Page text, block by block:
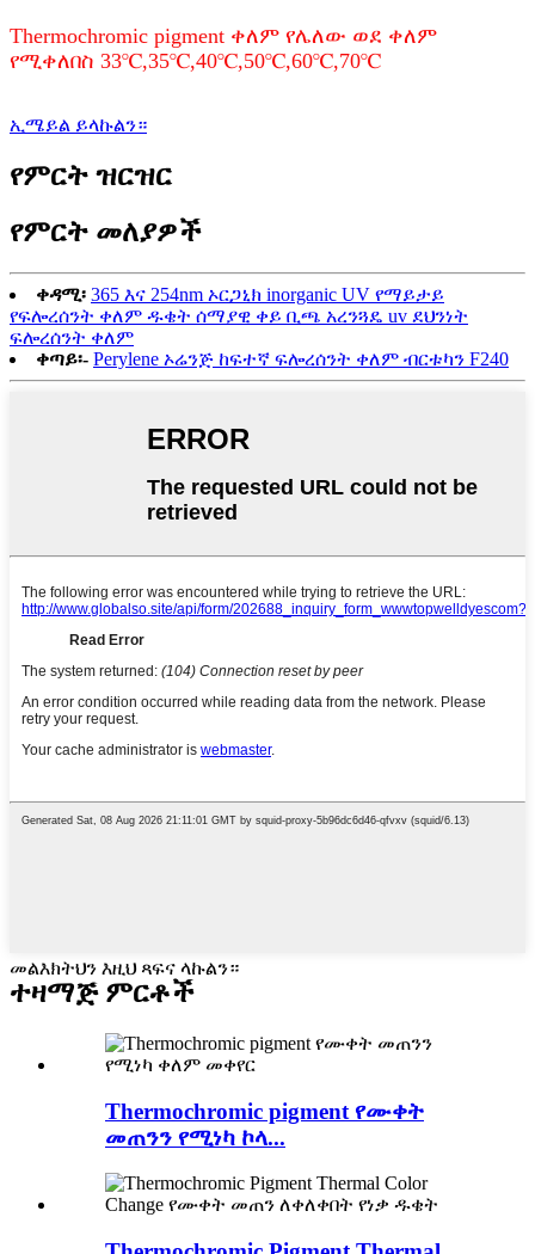
Thermochromic pigment ቀለም የሌለው ወደ ቀለም
የሚቀለበስ 33℃,35℃,40℃,50℃,60℃,70℃
ኢሜይል ይላኩልን።
የምርት ዝርዝር
የምርት መለያዎች
ቀዳሚ፡ 365 እና 254nm ኦርጋኒክ inorganic UV የማይታይ
የፍሎረሰንት ቀለም ዱቄት ሰማያዊ ቀይ ቢጫ አረንጓዴ uv ደህንነት
ፍሎረሰንት ቀለም
ቀጣይ፡- Perylene ኦሬንጅ ከፍተኛ ፍሎረሰንት ቀለም ብርቱካን F240
መልእክትህን እዚህ ጻፍና ላኩልን።
ተዛማጅ ምርቶች
Thermochromic pigment የሙቀት
መጠንን የሚነካ ኮላ...